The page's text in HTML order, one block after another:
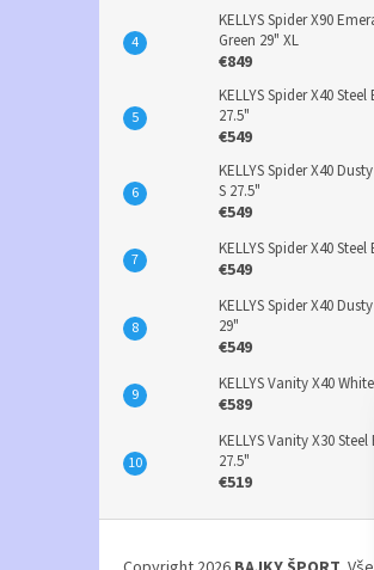
KELLYS Spider X90
Green 29" XL
€849
KELLYS Spider X40 Steel
27.5"
€549
KELLYS Spider X40
S 27.5"
€549
KELLYS Spider X40 Steel
€549
KELLYS Spider X40
29"
€549
KELLYS Vanity X40
€589
KELLYS Vanity X30 Steel
27.5"
€519